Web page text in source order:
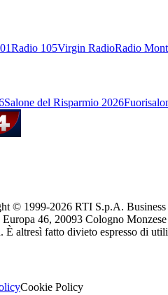
Radio 105Virgin RadioRadio
Salone del Risparmio 2026
© 1999-2026 RTI S.p.A.
46, 20093 Cologno
È altresì fatto divieto espresso di
Cookie Policy